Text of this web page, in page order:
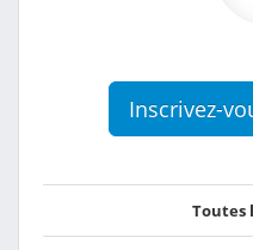
Inscrivez-
Toutes